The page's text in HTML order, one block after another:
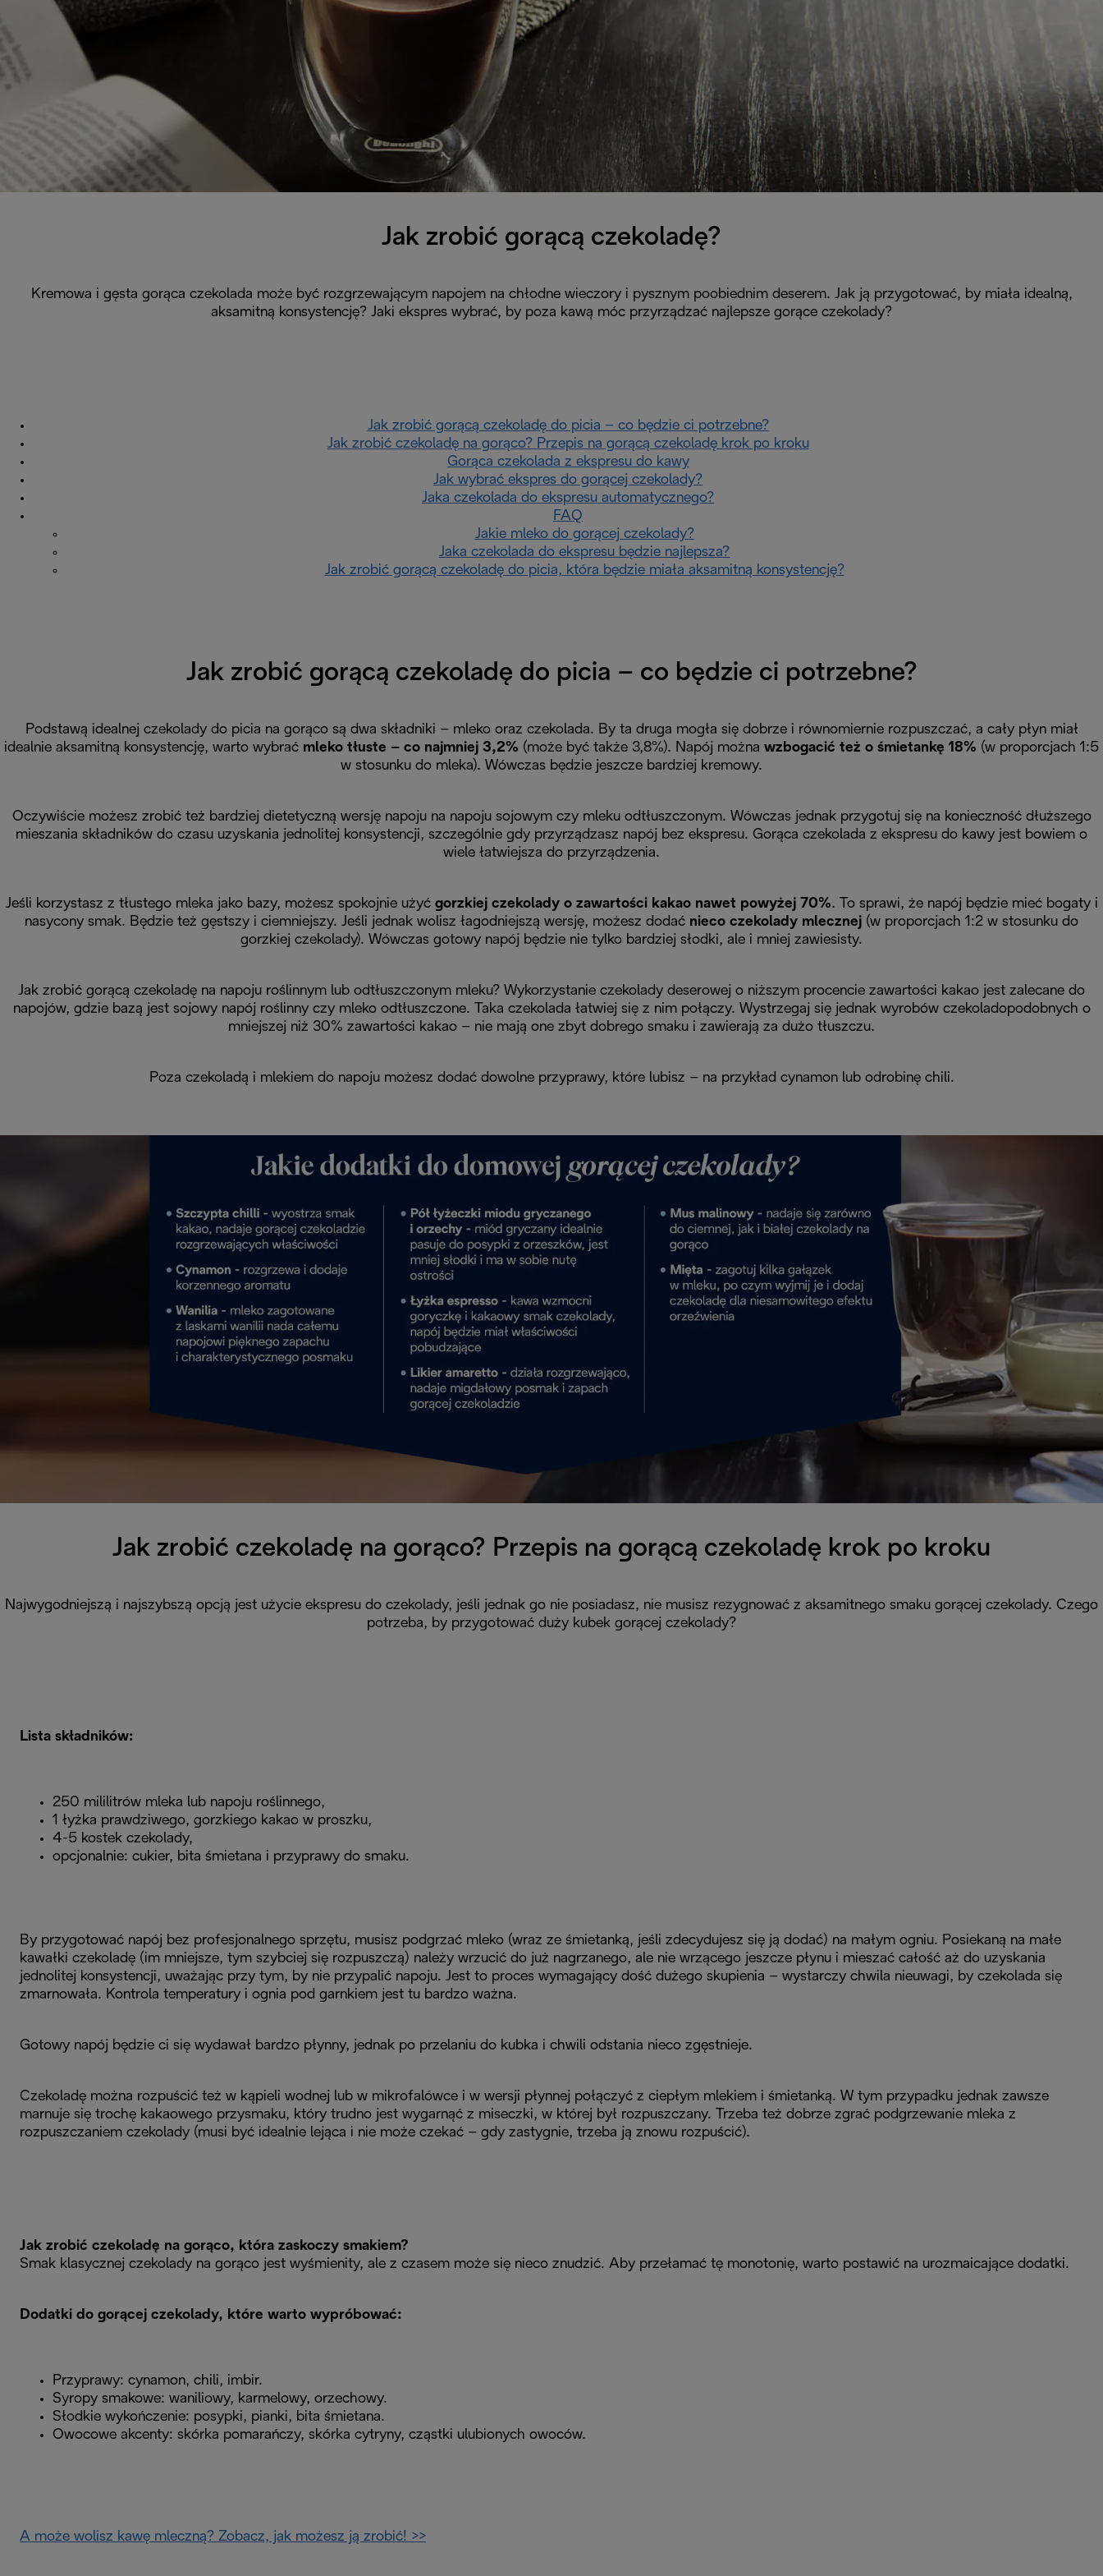
Jak zrobić gorącą czekoladę?
Kremowa i gęsta gorąca czekolada może być rozgrzewającym napojem na chłodne wieczory i pysznym poobiednim deserem. Jak ją przygotować, by miała idealną,
aksamitną konsystencję? Jaki ekspres wybrać, by poza kawą móc przyrządzać najlepsze gorące czekolady?
Jak zrobić gorącą czekoladę do picia – co będzie ci potrzebne?
Jak zrobić czekoladę na gorąco? Przepis na gorącą czekoladę krok po kroku
Gorąca czekolada z ekspresu do kawy
Jak wybrać ekspres do gorącej czekolady?
Jaka czekolada do ekspresu automatycznego?
FAQ
Jakie mleko do gorącej czekolady?
Jaka czekolada do ekspresu będzie najlepsza?
Jak zrobić gorącą czekoladę do picia, która będzie miała aksamitną konsystencję?
Jak zrobić gorącą czekoladę do picia – co będzie ci potrzebne?
Podstawą idealnej czekolady do picia na gorąco są dwa składniki – mleko oraz czekolada. By ta druga mogła się dobrze i równomiernie rozpuszczać, a cały płyn miał
idealnie aksamitną konsystencję, warto wybrać mleko tłuste – co najmniej 3,2% (może być także 3,8%). Napój można wzbogacić też o śmietankę 18% (w proporcjach 1:5
w stosunku do mleka). Wówczas będzie jeszcze bardziej kremowy.
Oczywiście możesz zrobić też bardziej dietetyczną wersję napoju na napoju sojowym czy mleku odtłuszczonym. Wówczas jednak przygotuj się na konieczność dłuższego
mieszania składników do czasu uzyskania jednolitej konsystencji, szczególnie gdy przyrządzasz napój bez ekspresu. Gorąca czekolada z ekspresu do kawy jest bowiem o
wiele łatwiejsza do przyrządzenia.
Jeśli korzystasz z tłustego mleka jako bazy, możesz spokojnie użyć gorzkiej czekolady o zawartości kakao nawet powyżej 70%. To sprawi, że napój będzie mieć bogaty i
nasycony smak. Będzie też gęstszy i ciemniejszy. Jeśli jednak wolisz łagodniejszą wersję, możesz dodać nieco czekolady mlecznej (w proporcjach 1:2 w stosunku do
gorzkiej czekolady). Wówczas gotowy napój będzie nie tylko bardziej słodki, ale i mniej zawiesisty.
Jak zrobić gorącą czekoladę na napoju roślinnym lub odtłuszczonym mleku? Wykorzystanie czekolady deserowej o niższym procencie zawartości kakao jest zalecane do
napojów, gdzie bazą jest sojowy napój roślinny czy mleko odtłuszczone. Taka czekolada łatwiej się z nim połączy. Wystrzegaj się jednak wyrobów czekoladopodobnych o
mniejszej niż 30% zawartości kakao – nie mają one zbyt dobrego smaku i zawierają za dużo tłuszczu.
Poza czekoladą i mlekiem do napoju możesz dodać dowolne przyprawy, które lubisz – na przykład cynamon lub odrobinę chili.
Jak zrobić czekoladę na gorąco? Przepis na gorącą czekoladę krok po kroku
Najwygodniejszą i najszybszą opcją jest użycie ekspresu do czekolady, jeśli jednak go nie posiadasz, nie musisz rezygnować z aksamitnego smaku gorącej czekolady. Czego
potrzeba, by przygotować duży kubek gorącej czekolady?
Lista składników:
250 mililitrów mleka lub napoju roślinnego,
1 łyżka prawdziwego, gorzkiego kakao w proszku,
4-5 kostek czekolady,
opcjonalnie: cukier, bita śmietana i przyprawy do smaku.
By przygotować napój bez profesjonalnego sprzętu, musisz podgrzać mleko (wraz ze śmietanką, jeśli zdecydujesz się ją dodać) na małym ogniu. Posiekaną na małe
kawałki czekoladę (im mniejsze, tym szybciej się rozpuszczą) należy wrzucić do już nagrzanego, ale nie wrzącego jeszcze płynu i mieszać całość aż do uzyskania
jednolitej konsystencji, uważając przy tym, by nie przypalić napoju. Jest to proces wymagający dość dużego skupienia – wystarczy chwila nieuwagi, by czekolada się
zmarnowała. Kontrola temperatury i ognia pod garnkiem jest tu bardzo ważna.
Gotowy napój będzie ci się wydawał bardzo płynny, jednak po przelaniu do kubka i chwili odstania nieco zgęstnieje.
Czekoladę można rozpuścić też w kąpieli wodnej lub w mikrofalówce i w wersji płynnej połączyć z ciepłym mlekiem i śmietanką. W tym przypadku jednak zawsze
marnuje się trochę kakaowego przysmaku, który trudno jest wygarnąć z miseczki, w której był rozpuszczany. Trzeba też dobrze zgrać podgrzewanie mleka z
rozpuszczaniem czekolady (musi być idealnie lejąca i nie może czekać – gdy zastygnie, trzeba ją znowu rozpuścić).
Jak zrobić czekoladę na gorąco, która zaskoczy smakiem?
Smak klasycznej czekolady na gorąco jest wyśmienity, ale z czasem może się nieco znudzić. Aby przełamać tę monotonię, warto postawić na urozmaicające dodatki.
Dodatki do gorącej czekolady, które warto wypróbować:
Przyprawy: cynamon, chili, imbir.
Syropy smakowe: waniliowy, karmelowy, orzechowy.
Słodkie wykończenie: posypki, pianki, bita śmietana.
Owocowe akcenty: skórka pomarańczy, skórka cytryny, cząstki ulubionych owoców.
A może wolisz kawę mleczną? Zobacz, jak możesz ją zrobić! >>